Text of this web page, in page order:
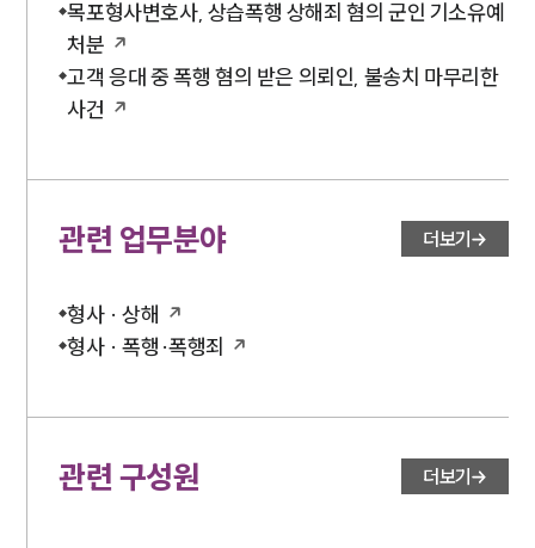
목포형사변호사, 상습폭행 상해죄 혐의 군인 기소유예
처분
고객 응대 중 폭행 혐의 받은 의뢰인, 불송치 마무리한
사건
관련 업무분야 더보기
형사 · 상해
형사 · 폭행·폭행죄
관련 구성원 더보기